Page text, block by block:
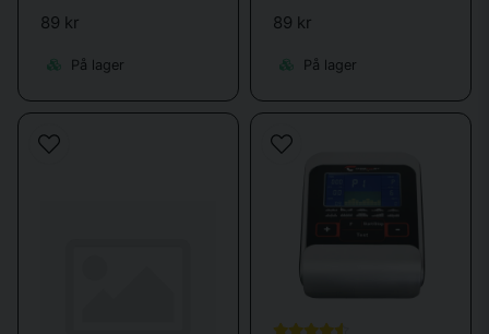
89 kr
På lager
89 kr
På lager